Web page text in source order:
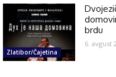
Zlatibor/Čajetina
brdu
6. avgust